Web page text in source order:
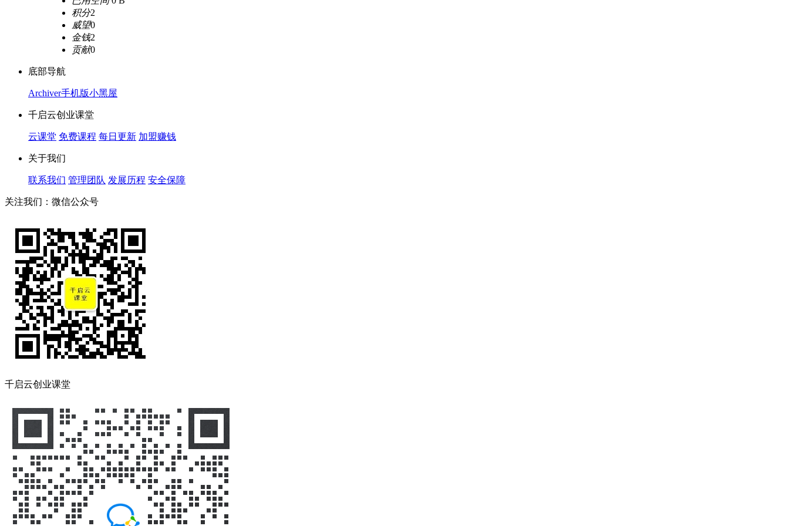
积分2
威望0
金钱2
贡献0
底部导航
Archiver手机版小黑屋
千启云创业课堂
云课堂 免费课程 每日更新 加盟赚钱
关于我们
联系我们 管理团队 发展历程 安全保障
关注我们：微信公众号
千启云创业课堂